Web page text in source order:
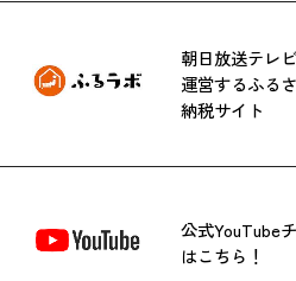
朝日放送テレ
運営するふる
納税サイト
公式YouTube
はこちら！